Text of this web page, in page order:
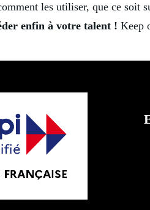
les utiliser, que ce soit
enfin à votre talent ! Keep